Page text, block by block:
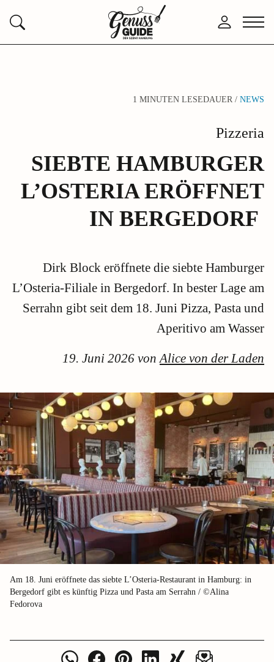
Suchen
Zurück
zur
Anmelden
Menü
1 MINUTEN LESEDAUER / NEWS
Pizzeria
SIEBTE HAMBURGER
L’OSTERIA ERÖFFNET
IN BERGEDORF
Dirk Block eröffnete die siebte Hamburger
L’Osteria-Filiale in Bergedorf. In bester Lage am
Serrahn gibt seit dem 18. Juni Pizza, Pasta und
Aperitivo am Wasser
19. Juni 2026 von Alice von der Laden
Am 18. Juni eröffnete das siebte L’Osteria-Restaurant in Hamburg: in
Bergedorf gibt es künftig Pizza und Pasta am Serrahn / ©Alina
Fedorova